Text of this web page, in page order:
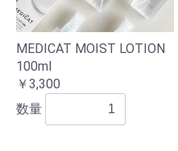
MEDICAT MOIST LOTION
100ml
￥3,300
数量